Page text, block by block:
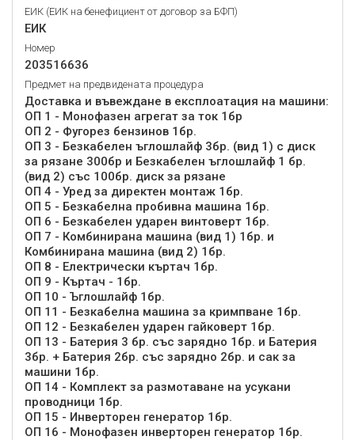
ЕИК (ЕИК на бенефициент от договор за БФП)
ЕИК
Номер
203516636
Предмет на предвидената процедура
Доставка и въвеждане в експлоатация на машини:
ОП 1 - Монофазен агрегат за ток 1бр
ОП 2 - Фугорез бензинов 1бр.
ОП 3 - Безкабелен ъглошлайф 3бр. (вид 1) с диск
за рязане 300бр и Безкабелен ъглошлайф 1 бр.
(вид 2) със 100бр. диск за рязане
ОП 4 - Уред за директен монтаж 1бр.
ОП 5 - Безкабелна пробивна машина 1бр.
ОП 6 - Безкабелен ударен винтоверт 1бр.
ОП 7 - Комбинирана машина (вид 1) 1бр. и
Комбинирана машина (вид 2) 1бр.
ОП 8 - Електрически къртач 1бр.
ОП 9 - Къртач - 1бр.
ОП 10 - Ъглошлайф 1бр.
ОП 11 - Безкабелна машина за кримпване 1бр.
ОП 12 - Безкабелен ударен гайковерт 1бр.
ОП 13 - Батерия 3 бр. със зарядно 1бр. и Батерия
3бр. + Батерия 2бр. със зарядно 2бр. и сак за
машини 1бр.
ОП 14 - Комплект за размотаване на усукани
проводници 1бр.
ОП 15 - Инверторен генератор 1бр.
ОП 16 - Монофазен инверторен генератор 1бр.